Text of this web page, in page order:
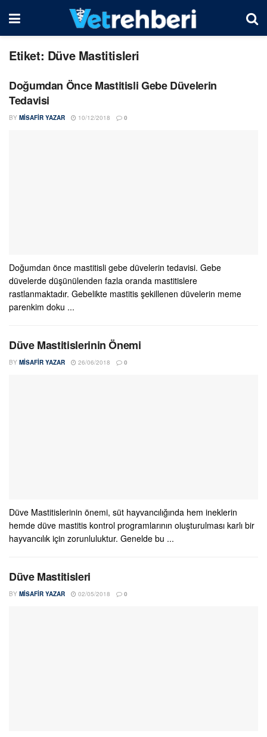
Etiket: Düve Mastitisleri
Doğumdan Önce Mastitisli Gebe Düvelerin
Tedavisi
BY MISAFIR YAZAR 10/12/2018 0
Doğumdan önce mastitisli gebe düvelerin tedavisi. Gebe
düvelerde düşünülenden fazla oranda mastitislere
rastlanmaktadır. Gebelikte mastitis şekillenen düvelerin meme
parenkim doku ...
Düve Mastitislerinin Önemi
BY MISAFIR YAZAR 26/06/2018 0
Düve Mastitislerinin önemi, süt hayvancılığında hem ineklerin
hemde düve mastitis kontrol programlarının oluşturulması karlı bir
hayvancılık için zorunluluktur. Genelde bu ...
Düve Mastitisleri
BY MISAFIR YAZAR 02/05/2018 0